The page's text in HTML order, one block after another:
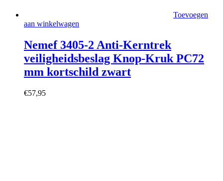
Toevoegen
aan winkelwagen
Nemef 3405-2 Anti-Kerntrek
veiligheidsbeslag Knop-Kruk PC72
mm kortschild zwart
€57,95